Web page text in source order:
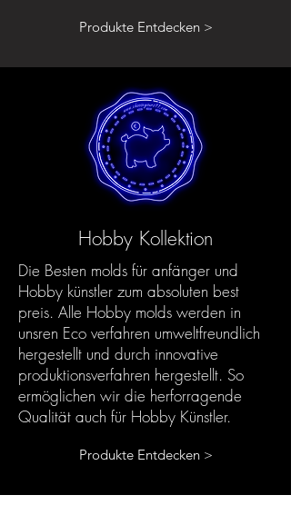
Produkte Entdecken >
Hobby Kollektion
Die Besten molds für anfänger und
Hobby künstler zum absoluten best
preis. Alle Hobby molds werden in
unsren Eco verfahren umweltfreundlich
hergestellt und durch innovative
produktionsverfahren hergestellt. So
ermöglichen wir die herforragende
Qualität auch für Hobby Künstler.
Produkte Entdecken >